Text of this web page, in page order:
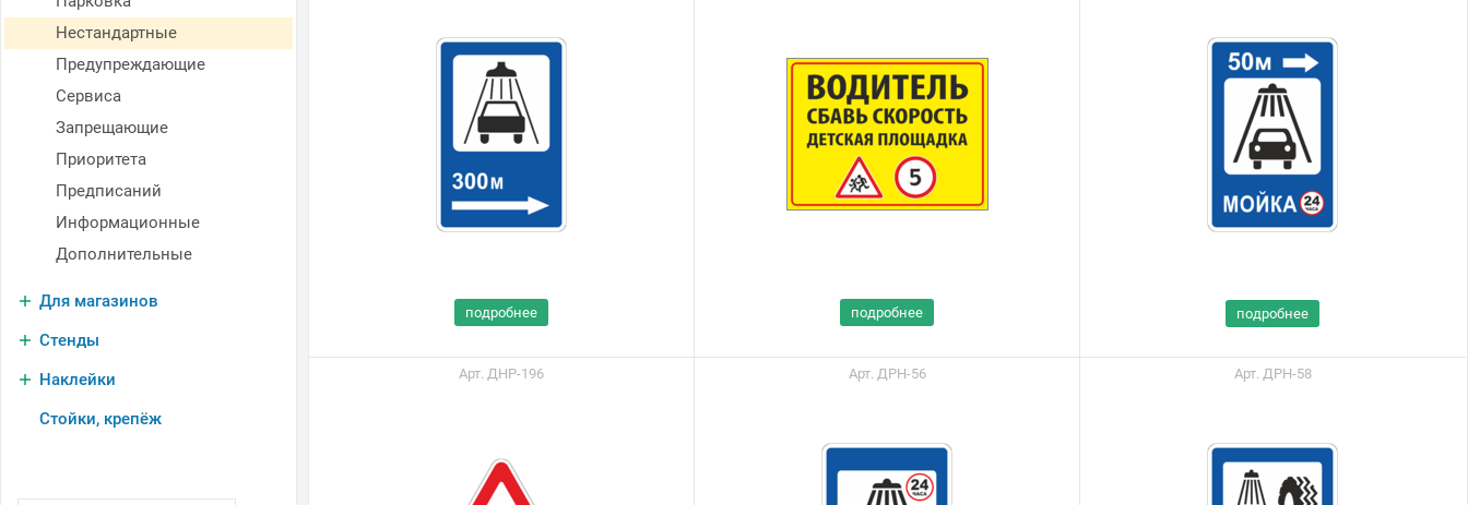
Нестандартные
Предупреждающие
Сервиса
Запрещающие
Приоритета
Предписаний
Информационные
Дополнительные
Для магазинов
Стенды
Наклейки
Стойки, крепёж
подробнее подробнее подробнее
Арт. ДНР-196 Арт. ДРН-56 Арт. ДРН-58